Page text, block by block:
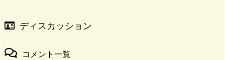
ディスカッション
コメント一覧